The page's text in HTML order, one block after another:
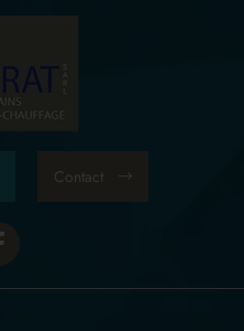
Contact